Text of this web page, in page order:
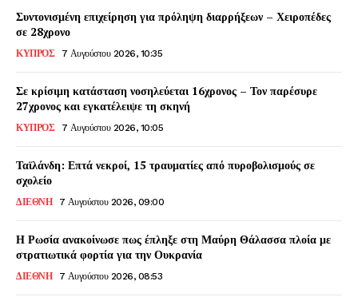
Συντονισμένη επιχείρηση για πρόληψη διαρρήξεων – Χειροπέδες
σε 28χρονο
ΚΥΠΡΟΣ 7 Αυγούστου 2026, 10:35
Σε κρίσιμη κατάσταση νοσηλεύεται 16χρονος – Τον παρέσυρε
27χρονος και εγκατέλειψε τη σκηνή
ΚΥΠΡΟΣ 7 Αυγούστου 2026, 10:05
Ταϊλάνδη: Επτά νεκροί, 15 τραυματίες από πυροβολισμούς σε
σχολείο
ΔΙΕΘΝΗ 7 Αυγούστου 2026, 09:00
Η Ρωσία ανακοίνωσε πως έπληξε στη Μαύρη Θάλασσα πλοία με
στρατιωτικά φορτία για την Ουκρανία
ΔΙΕΘΝΗ 7 Αυγούστου 2026, 08:53